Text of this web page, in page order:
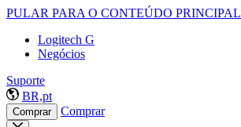
PULAR PARA O CONTEÚDO PRINCIPAL
Logitech G
Negócios
Suporte
BR,pt
Comprar Comprar